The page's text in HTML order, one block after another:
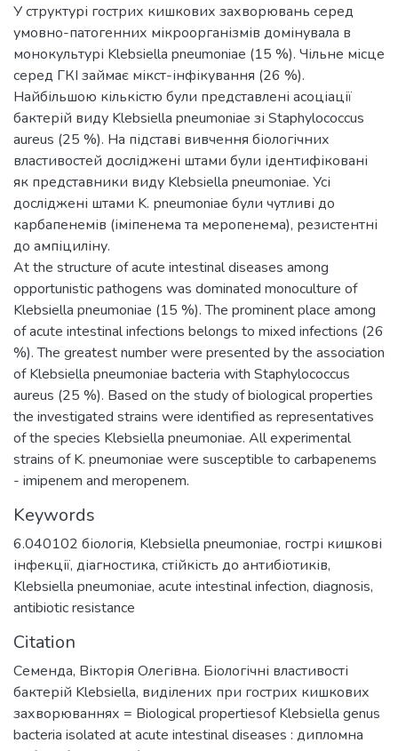
У структурі гострих кишкових захворювань серед
умовно-патогенних мікроорганізмів домінувала в
монокультурі Klebsiella pneumoniae (15 %). Чільне місце
серед ГКІ займає мікст-інфікування (26 %).
Найбільшою кількістю були представлені асоціації
бактерій виду Klebsiella pneumoniae зі Staphylococcus
aureus (25 %). На підставі вивчення біологічних
властивостей досліджені штами були ідентифіковані
як представники виду Klebsiella pneumoniae. Усі
досліджені штами K. рneumoniae були чутливі до
карбапенемів (іміпенема та меропенема), резистентні
до ампіциліну.
At the structure of acute intestinal diseases among
opportunistic pathogens was dominated monoculture of
Klebsiella pneumoniae (15 %). The prominent place among
of acute intestinal infections belongs to mixed infections (26
%). The greatest number were presented by the association
of Klebsiella pneumoniae bacteria with Staphylococcus
aureus (25 %). Based on the study of biological properties
the investigated strains were identified as representatives
of the species Klebsiella pneumoniae. All experimental
strains of K. pneumoniae were susceptible to carbapenems
- imipenem and meropenem.
Keywords
6.040102 біологія, Klebsiella pneumoniae, гострі кишкові
інфекції, діагностика, стійкість до антибіотиків,
Klebsiella pneumoniaе, acute intestinal infection, diagnosis,
antibiotic resistance
Citation
Семенда, Вікторія Олегівна. Біологічні властивості
бактерій Klebsiella, виділених при гострих кишкових
захворюваннях = Biological propertiesof Klebsiella genus
bacteria isolated at acute intestinal diseases : дипломна